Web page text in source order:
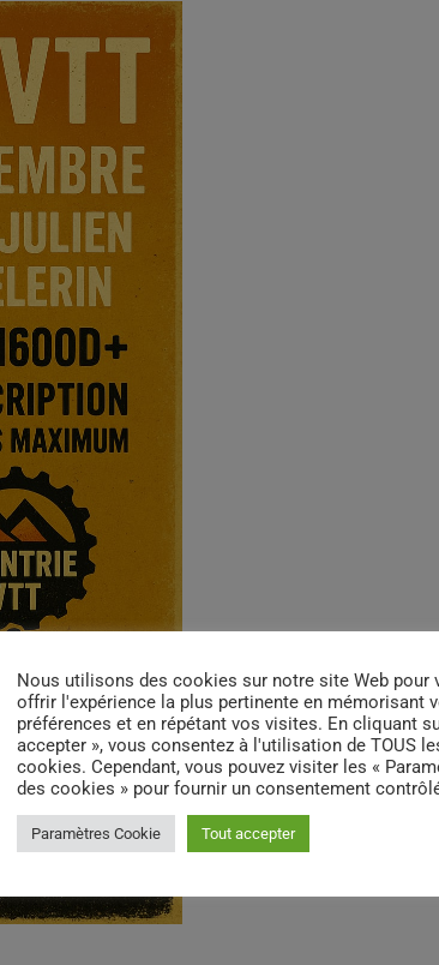
Nous utilisons des cookies sur notre site Web pour
offrir l'expérience la plus pertinente en mémorisant
préférences et en répétant vos visites. En cliquant
accepter », vous consentez à l'utilisation de TOUS
cookies. Cependant, vous pouvez visiter les «
des cookies » pour fournir un consentement
Paramètres Cookie Tout accepter